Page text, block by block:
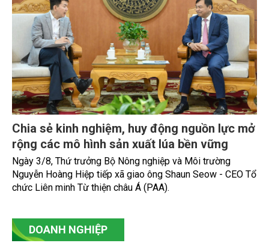
Chia sẻ kinh nghiệm, huy động nguồn lực mở
rộng các mô hình sản xuất lúa bền vững
Ngày 3/8, Thứ trưởng Bộ Nông nghiệp và Môi trường
Nguyễn Hoàng Hiệp tiếp xã giao ông Shaun Seow - CEO Tổ
chức Liên minh Từ thiện châu Á (PAA).
DOANH NGHIỆP